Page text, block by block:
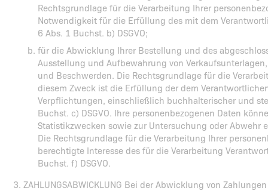
Rechtsgrundlage für die Verarbeitung Ihrer
Notwendigkeit für die Erfüllung des mit dem
6 Abs. 1 Buchst. b) DSGVO;
für die Abwicklung Ihrer Bestellung und des
Ausstellung und Aufbewahrung von
und Beschwerden. Die Rechtsgrundlage für die
diesem Zweck ist die Erfüllung der dem
Verpflichtungen, einschließlich buchhalterischer und
Buchst. c) DSGVO. Ihre personenbezogenen Daten
Statistikzwecken sowie zur Untersuchung oder Abwehr
Die Rechtsgrundlage für die Verarbeitung Ihrer
berechtigte Interesse des für die Verarbeitung
Buchst. f) DSGVO.
ZAHLUNGSABWICKLUNG Bei der Abwicklung von